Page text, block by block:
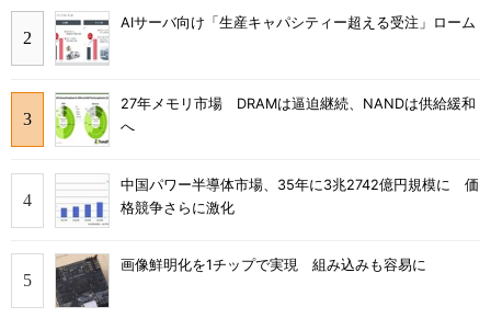
AIサーバ向け「生産キャパシティー超える受注」ローム
27年メモリ市場 DRAMは逼迫継続、NANDは供給緩和
へ
中国パワー半導体市場、35年に3兆2742億円規模に 価
格競争さらに激化
画像鮮明化を1チップで実現 組み込みも容易に